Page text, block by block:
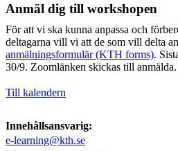
Anmäl dig till workshopen
För att vi ska kunna anpassa och
deltagarna vill vi att de som vill delta
anmälningsformulär (KTH forms).
30/9. Zoomlänken skickas till anmälda.
Till kalendern
Innehållsansvarig:
e-learning@kth.se